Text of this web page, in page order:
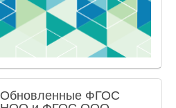
Обновленные ФГОС